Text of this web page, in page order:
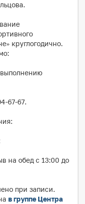
круглогодично.
67-67.
на обед с 13:00 до
при записи.
в группе Центра